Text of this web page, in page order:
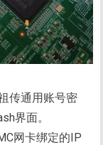
传通用账号密
界面。
网卡绑定的IP